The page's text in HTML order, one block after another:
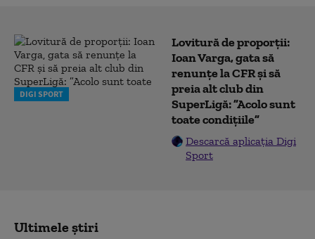
DIGI SPORT
Lovitură de proporții:
Ioan Varga, gata să
renunțe la CFR și să
preia alt club din
SuperLigă: ”Acolo sunt
toate condițiile”
Descarcă aplicația Digi
Sport
Ultimele știri